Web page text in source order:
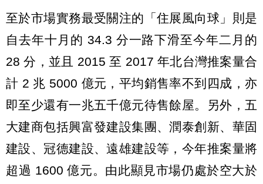
至於市場實務最受關注的「住展風向球」則是
自去年十月的 34.3 分一路下滑至今年二月的
28 分，並且 2015 至 2017 年北台灣推案量合
計 2 兆 5000 億元，平均銷售率不到四成，亦
即至少還有一兆五千億元待售餘屋。另外，五
大建商包括興富發建設集團、潤泰創新、華固
建設、冠德建設、遠雄建設等，今年推案量將
超過 1600 億元。由此顯見市場仍處於空大於